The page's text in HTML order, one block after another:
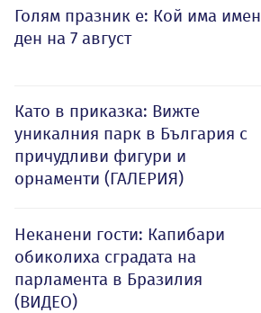
Голям празник е: Кой има имен
ден на 7 август
Като в приказка: Вижте
уникалния парк в България с
причудливи фигури и
орнаменти (ГАЛЕРИЯ)
Неканени гости: Капибари
обиколиха сградата на
парламента в Бразилия
(ВИДЕО)